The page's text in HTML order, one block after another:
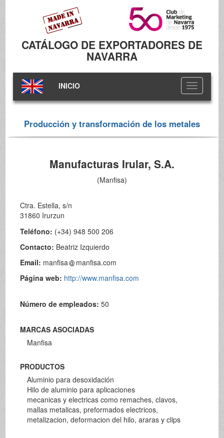
CATÁLOGO DE EXPORTADORES DE
NAVARRA
Toggle
navigation
INICIO
Producción y transformación de los metales
Manufacturas Irular, S.A.
(Manfisa)
Ctra. Estella, s/n
31860 Irurzun
Teléfono: (+34) 948 500 206
Contacto: Beatriz Izquierdo
Email: manfisa
manfisa.com
Página web: http://www.manfisa.com
Número de empleados:50
MARCAS ASOCIADAS
Manfisa
PRODUCTOS
Aluminio para desoxidación
Hilo de aluminio para aplicaciones
mecanicas y electricas como remaches, clavos,
mallas metalicas, preformados electricos,
metalizacion, deformacion del hilo, araras y clips